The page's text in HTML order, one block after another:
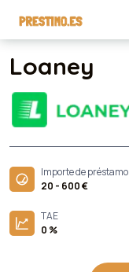
Loaney
Importe de préstamo
20 - 600 €
TAE
0 %